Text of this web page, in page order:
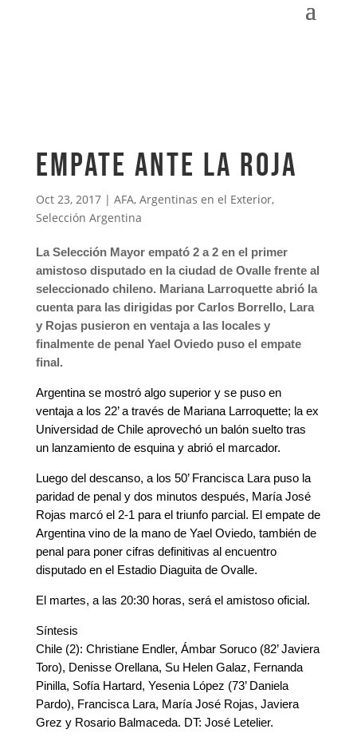
Empate ante La Roja
Oct 23, 2017| AFA, Argentinas en el Exterior,
Selección Argentina
La Selección Mayor empató 2 a 2 en el primer
amistoso disputado en la ciudad de Ovalle frente al
seleccionado chileno. Mariana Larroquette abrió la
cuenta para las dirigidas por Carlos Borrello, Lara
y Rojas pusieron en ventaja a las locales y
finalmente de penal Yael Oviedo puso el empate
final.
Argentina se mostró algo superior y se puso en
ventaja a los 22’ a través de Mariana Larroquette; la ex
Universidad de Chile aprovechó un balón suelto tras
un lanzamiento de esquina y abrió el marcador.
Luego del descanso, a los 50’ Francisca Lara puso la
paridad de penal y dos minutos después, María José
Rojas marcó el 2-1 para el triunfo parcial. El empate de
Argentina vino de la mano de Yael Oviedo, también de
penal para poner cifras definitivas al encuentro
disputado en el Estadio Diaguita de Ovalle.
El martes, a las 20:30 horas, será el amistoso oficial.
Síntesis
Chile (2): Christiane Endler, Ámbar Soruco (82’ Javiera
Toro), Denisse Orellana, Su Helen Galaz, Fernanda
Pinilla, Sofía Hartard, Yesenia López (73’ Daniela
Pardo), Francisca Lara, María José Rojas, Javiera
Grez y Rosario Balmaceda. DT: José Letelier.